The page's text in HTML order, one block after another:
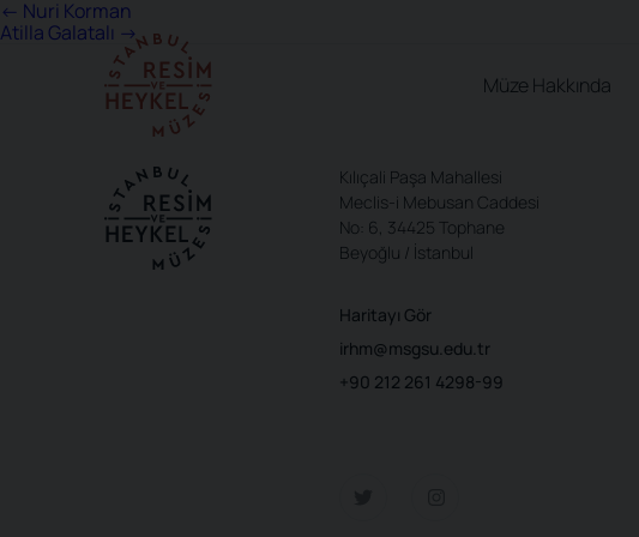
Müze Hakkında
Yazı
gezinmesi
← Nuri Korman
Atilla Galatalı →
Kılıçali Paşa Mahallesi
Meclis-i Mebusan Caddesi
No: 6, 34425 Tophane
Beyoğlu / İstanbul
Haritayı Gör
irhm@msgsu.edu.tr
+90 212 261 4298-99